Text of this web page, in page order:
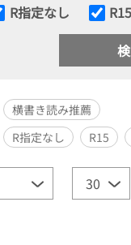
R指定なし R15
横書き読み推薦
R指定なし R15